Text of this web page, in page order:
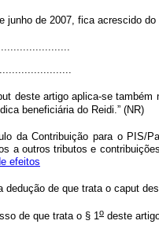
junho de 2007, fica acrescido
deste artigo aplica-se também
beneficiária do Reidi.” (NR)
Contribuição para o PIS/
a outros tributos e
efeitos
de que trata o caput
de que trata o § 1o deste